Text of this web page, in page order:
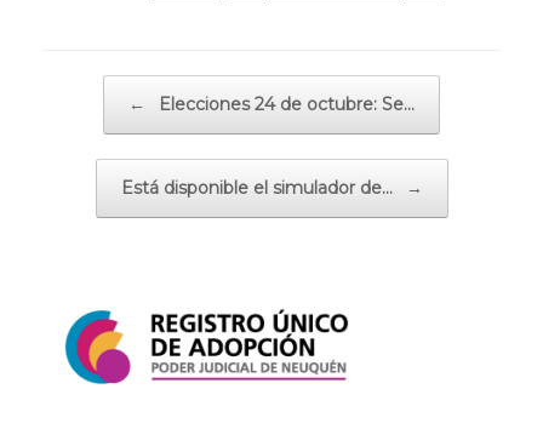
← Elecciones 24 de octubre: Se…
Está disponible el simulador de… →